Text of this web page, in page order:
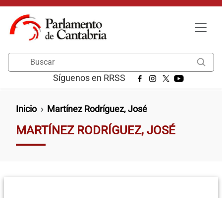
Pasar al contenido principal
Síguenos en RRSS
Ruta de navegación
Inicio Martínez Rodríguez, José
MARTÍNEZ RODRÍGUEZ, JOSÉ